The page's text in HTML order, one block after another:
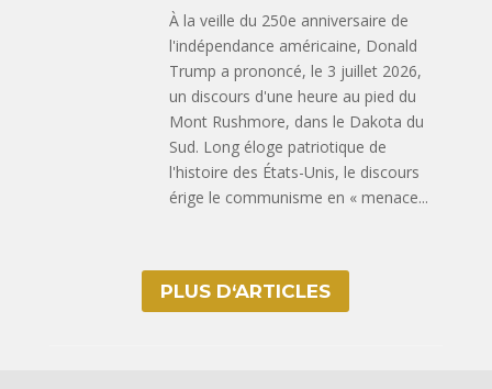
À la veille du 250e anniversaire de
l'indépendance américaine, Donald
Trump a prononcé, le 3 juillet 2026,
un discours d'une heure au pied du
Mont Rushmore, dans le Dakota du
Sud. Long éloge patriotique de
l'histoire des États-Unis, le discours
érige le communisme en « menace...
PLUS D‘ARTICLES